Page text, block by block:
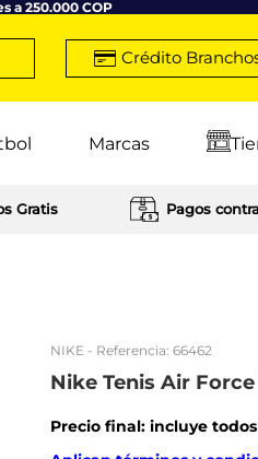
a 250.000 COP
Crédito
Marcas
Gratis Pagos
NIKE- Referencia: 66462
Nike Tenis Air
Precio final: incluye